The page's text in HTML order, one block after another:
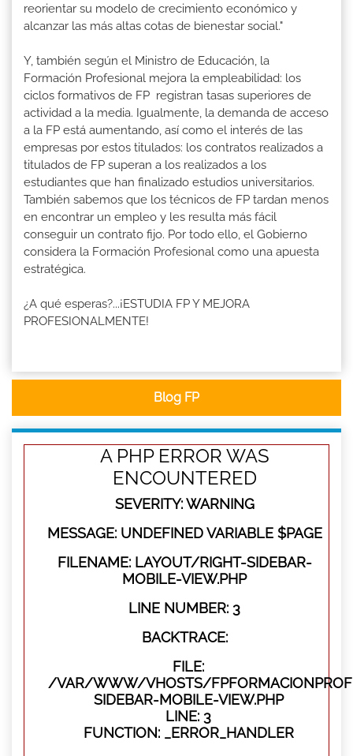
reorientar su modelo de crecimiento económico y
alcanzar las más altas cotas de bienestar social."
Y, también según el Ministro de Educación, la
Formación Profesional mejora la empleabilidad: los
ciclos formativos de FP registran tasas superiores de
actividad a la media. Igualmente, la demanda de acceso
a la FP está aumentando, así como el interés de las
empresas por estos titulados: los contratos realizados a
titulados de FP superan a los realizados a los
estudiantes que han finalizado estudios universitarios.
También sabemos que los técnicos de FP tardan menos
en encontrar un empleo y les resulta más fácil
conseguir un contrato fijo. Por todo ello, el Gobierno
considera la Formación Profesional como una apuesta
estratégica.
¿A qué esperas?...¡ESTUDIA FP Y MEJORA
PROFESIONALMENTE!
Blog FP
A PHP ERROR WAS
ENCOUNTERED
SEVERITY: WARNING
MESSAGE: UNDEFINED VARIABLE $PAGE
FILENAME: LAYOUT/RIGHT-SIDEBAR-
MOBILE-VIEW.PHP
LINE NUMBER: 3
BACKTRACE:
FILE:
/VAR/WWW/VHOSTS/
SIDEBAR-MOBILE-VIEW.PHP
LINE: 3
FUNCTION: _ERROR_HANDLER